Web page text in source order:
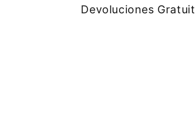
Devoluciones